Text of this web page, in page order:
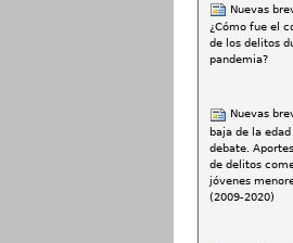
Nuevas
¿Cómo fue el
de los delitos
pandemia?
Nuevas
baja de la
debate.
de delitos
jóvenes
(2009-2020)